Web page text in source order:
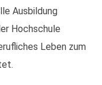
Ausbildung
Hochschule
Leben zum